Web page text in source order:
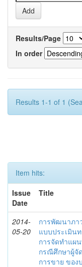
Results/Page
In order
Results 1-1 of 1
Item hits:
Issue
Date
Title
2014-
05-20
การพัฒนาภา
แบบประเมิน
การจัดทำแผ
กรณีศึกษาผู้จั
การขาย ขอ